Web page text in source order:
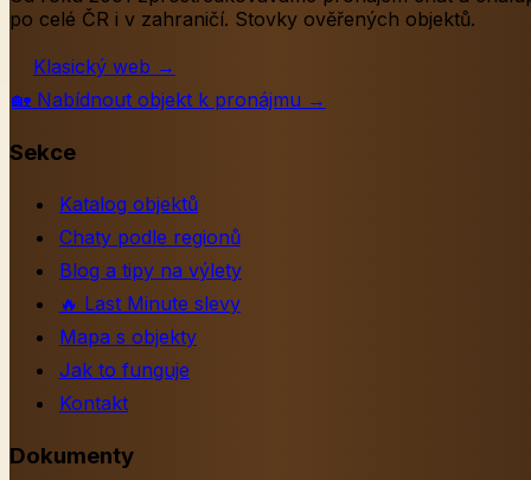
po celé ČR i v zahraničí. Stovky ověřených objektů.
Klasický web →
🏡 Nabídnout objekt k pronájmu →
Sekce
Katalog objektů
Chaty podle regionů
Blog a tipy na výlety
🔥 Last Minute slevy
Mapa s objekty
Jak to funguje
Kontakt
Dokumenty